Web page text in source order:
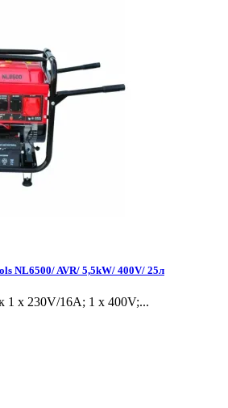
NL6500/ AVR/ 5,5kW/ 400V/ 25л
1 x 230V/16A; 1 x 400V;...